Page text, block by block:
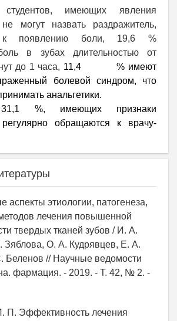
имеющих явления
не могут назвать раздражитель,
к появлению боли, 19,6 %
в зубах длительностью от
до 1 часа, 11,4 % имеют
болевой синдром, что
анальгетики.
%, имеющих признаки
регулярно обращаются к врачу-
аспекты этиологии, патогенеза,
лечения повышенной
твердых тканей зубов / И. А.
Зяблова, О. А. Кудрявцев, Е. А.
Беленов // Научные ведомости
фармация. - 2019. - Т. 42, № 2. -
П. Эффективность лечения